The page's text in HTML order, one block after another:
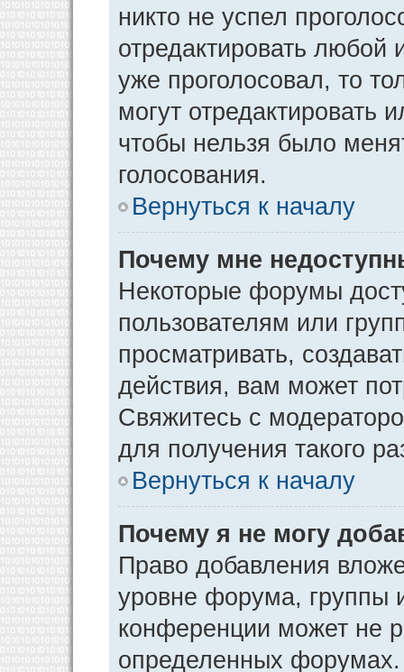
никто не успел
отредактировать любой
уже проголосовал, то
могут отредактировать
чтобы нельзя было
голосования.
Вернуться к началу
Почему мне
Некоторые форумы
пользователям или
просматривать,
действия, вам может
Свяжитесь с
для получения такого
Вернуться к началу
Почему я не могу
Право добавления
уровне форума, группы
конференции может не
определенных